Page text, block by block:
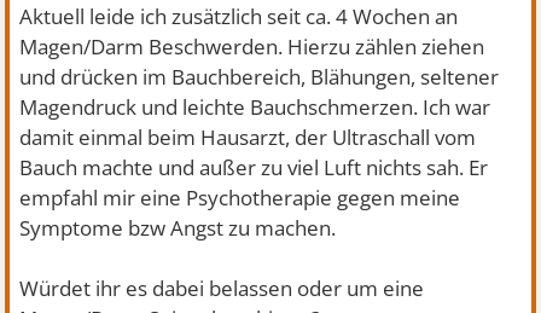
Aktuell leide ich zusätzlich seit ca. 4 Wochen an
Magen/Darm Beschwerden. Hierzu zählen ziehen
und drücken im Bauchbereich, Blähungen, seltener
Magendruck und leichte Bauchschmerzen. Ich war
damit einmal beim Hausarzt, der Ultraschall vom
Bauch machte und außer zu viel Luft nichts sah. Er
empfahl mir eine Psychotherapie gegen meine
Symptome bzw Angst zu machen.
Würdet ihr es dabei belassen oder um eine